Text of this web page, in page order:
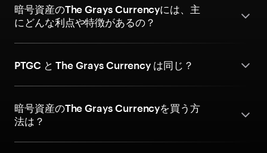
暗号資産のThe Grays Currencyには、主
にどんな利点や特徴があるの？
PTGC と The Grays Currency は同じ？
暗号資産のThe Grays Currencyを買う方
法は？